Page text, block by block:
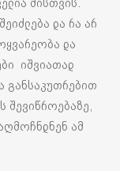
და რა არ
და
იშვიათად
განსაკუთრებით
შევიწროებაზე,
ამ